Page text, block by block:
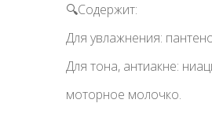
🔍Содержит:
Для увлажнения:
Для тона, антиакне:
моторное молочко.